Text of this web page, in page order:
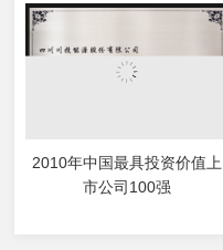
2010年中国最具投资价值上
市公司100强